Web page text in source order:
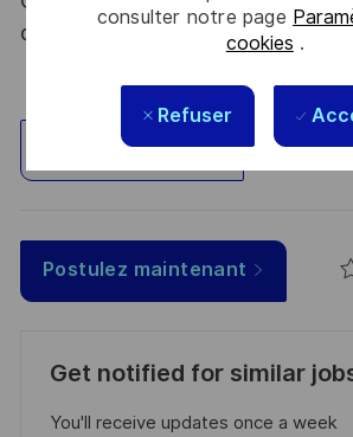
consulter notre page
cookies .
Refuser
du 09 août 2021.
Explorez un site
Postulez maintenant
Get notified for similar
You'll receive updates once a week